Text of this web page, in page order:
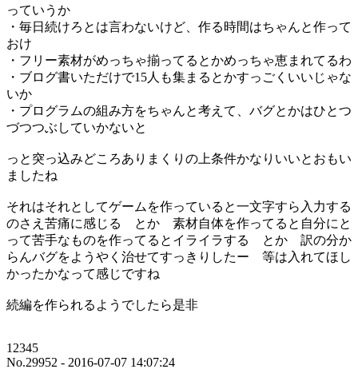
っていうか
・毎日続けろとは言わないけど、作る時間はちゃんと作って
おけ
・フリー素材がめっちゃ揃ってるとかめっちゃ恵まれてるわ
・ブログ書いただけで15人も集まるとかすっごくいいじゃな
いか
・プログラムの組み方をちゃんと考えて、バグとかはひとつ
づつつぶしていかないと
っと突っ込みどころありまくりの上条件かなりいいとおもい
ましたね
それはそれとしてゲームを作っていると一文字すら入力する
のさえ苦痛に感じる とか 素材自体を作ってると自分にと
って苦手なものを作ってるとイライラする とか 訳の分か
らんバグをようやく治せてすっきりしたー 等は入れてほし
かったかなって感じですね
続編を作られるようでしたら是非
12345
No.29952 - 2016-07-07 14:07:24